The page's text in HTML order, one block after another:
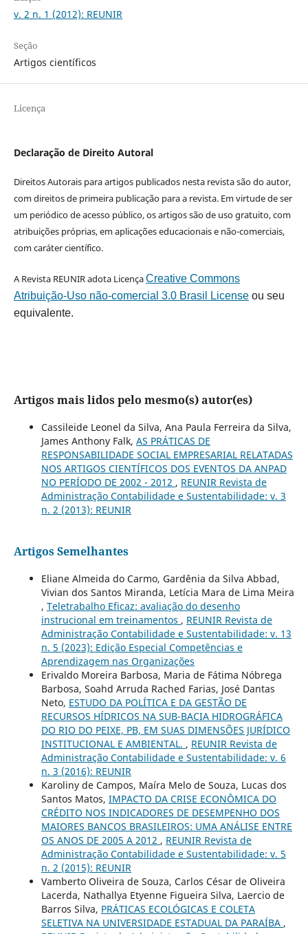
v. 2 n. 1 (2012): REUNIR
Seção
Artigos científicos
Licença
Declaração de Direito Autoral
Direitos Autorais para artigos publicados nesta revista são do autor,
com direitos de primeira publicação para a revista. Em virtude de ser
um periódico de acesso público, os artigos são de uso gratuito, com
atribuições próprias, em aplicações educacionais e não-comerciais,
com caráter científico.
A Revista REUNIR adota LicençaCreative Commons
Atribuição-Uso não-comercial 3.0 Brasil Licenseou seu
equivalente.
Artigos mais lidos pelo mesmo(s) autor(es)
Cassileide Leonel da Silva, Ana Paula Ferreira da Silva,
James Anthony Falk, AS PRÁTICAS DE
RESPONSABILIDADE SOCIAL EMPRESARIAL RELATADAS
NOS ARTIGOS CIENTÍFICOS DOS EVENTOS DA ANPAD
NO PERÍODO DE 2002 - 2012 , REUNIR Revista de
Administração Contabilidade e Sustentabilidade: v. 3
n. 2 (2013): REUNIR
Artigos Semelhantes
Eliane Almeida do Carmo, Gardênia da Silva Abbad,
Vivian dos Santos Miranda, Letícia Mara de Lima Meira
, Teletrabalho Eficaz: avaliação do desenho
instrucional em treinamentos , REUNIR Revista de
Administração Contabilidade e Sustentabilidade: v. 13
n. 5 (2023): Edição Especial Competências e
Aprendizagem nas Organizações
Erivaldo Moreira Barbosa, Maria de Fátima Nóbrega
Barbosa, Soahd Arruda Rached Farias, José Dantas
Neto, ESTUDO DA POLÍTICA E DA GESTÃO DE
RECURSOS HÍDRICOS NA SUB-BACIA HIDROGRÁFICA
DO RIO DO PEIXE, PB, EM SUAS DIMENSÕES JURÍDICO
INSTITUCIONAL E AMBIENTAL. , REUNIR Revista de
Administração Contabilidade e Sustentabilidade: v. 6
n. 3 (2016): REUNIR
Karoliny de Campos, Maíra Melo de Souza, Lucas dos
Santos Matos, IMPACTO DA CRISE ECONÔMICA DO
CRÉDITO NOS INDICADORES DE DESEMPENHO DOS
MAIORES BANCOS BRASILEIROS: UMA ANÁLISE ENTRE
OS ANOS DE 2005 A 2012 , REUNIR Revista de
Administração Contabilidade e Sustentabilidade: v. 5
n. 2 (2015): REUNIR
Vamberto Oliveira de Souza, Carlos César de Oliveira
Lacerda, Nathallya Etyenne Figueira Silva, Laercio de
Barros Silva, PRÁTICAS ECOLÓGICAS E COLETA
SELETIVA NA UNIVERSIDADE ESTADUAL DA PARAÍBA ,